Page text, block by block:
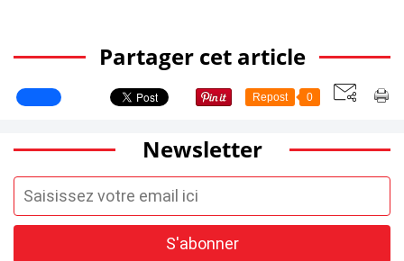
Partager cet article
Repost 0
Newsletter